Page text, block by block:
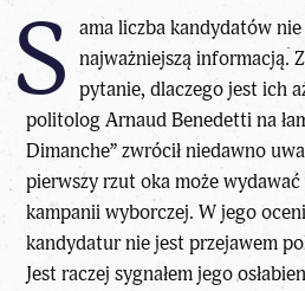
S ama liczba kandydatów
najważniejszą informacją.
pytanie, dlaczego jest ich
politologArnaud Benedetti na
Dimanche”zwrócił niedawno
pierwszy rzut oka może
kampanii wyborczej. W jego
kandydatur nie jest przejawem
Jest raczej sygnałem jego